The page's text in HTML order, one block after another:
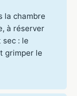
la chambre
à réserver
sec : le
grimper le